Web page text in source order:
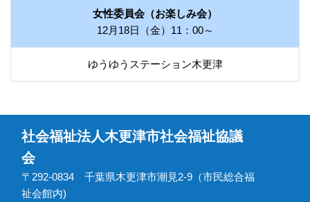
女性委員会（お楽しみ会）
12月18日（金）11：00～
ゆうゆうステーション木更津
社会福祉法人木更津市社会福祉協議
会
〒292-0834 千葉県木更津市潮見2-9（市民総合福
祉会館内)